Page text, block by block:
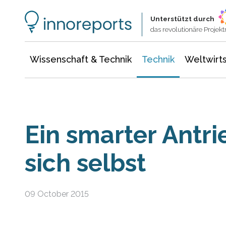
Unterstützt durch
das revolutionäre
Wissenschaft & Technik Technik
Ein smarter
sich selbst
09 October 2015